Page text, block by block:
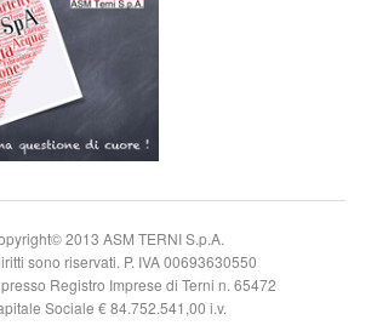
2013 ASM TERNI S.p.A.
sono riservati. P. IVA 00693630550
Registro Imprese di Terni n. 65472
Sociale € 84.752.541,00 i.v.